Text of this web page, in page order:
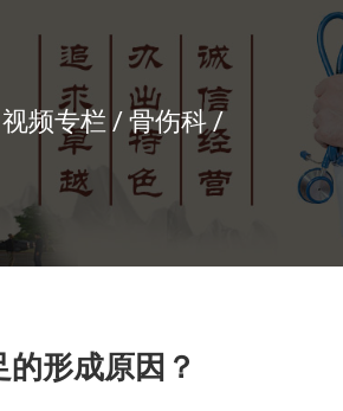
视频专栏 骨伤科
形成原因？